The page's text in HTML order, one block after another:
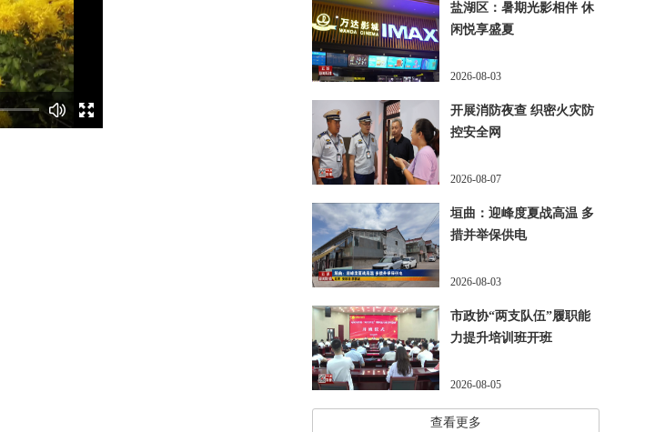
盐湖区：暑期光影相伴 休
闲悦享盛夏
2026-08-03
开展消防夜查 织密火灾防
控安全网
2026-08-07
垣曲：迎峰度夏战高温 多
措并举保供电
2026-08-03
市政协“两支队伍”履职能
力提升培训班开班
2026-08-05
查看更多